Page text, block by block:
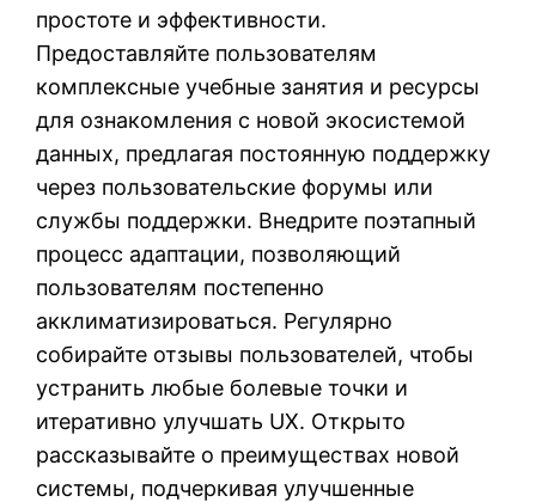
простоте и эффективности.
Предоставляйте пользователям
комплексные учебные занятия и ресурсы
для ознакомления с новой экосистемой
данных, предлагая постоянную поддержку
через пользовательские форумы или
службы поддержки. Внедрите поэтапный
процесс адаптации, позволяющий
пользователям постепенно
акклиматизироваться. Регулярно
собирайте отзывы пользователей, чтобы
устранить любые болевые точки и
итеративно улучшать UX. Открыто
рассказывайте о преимуществах новой
системы, подчеркивая улучшенные